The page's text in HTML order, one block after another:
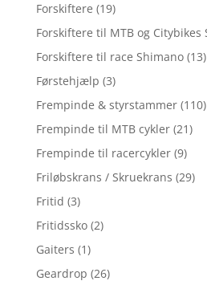
Forskiftere (19)
Forskiftere til MTB og Citybikes
Forskiftere til race Shimano (13)
Førstehjælp (3)
Frempinde & styrstammer (110)
Frempinde til MTB cykler (21)
Frempinde til racercykler (9)
Friløbskrans / Skruekrans (29)
Fritid (3)
Fritidssko (2)
Gaiters (1)
Geardrop (26)